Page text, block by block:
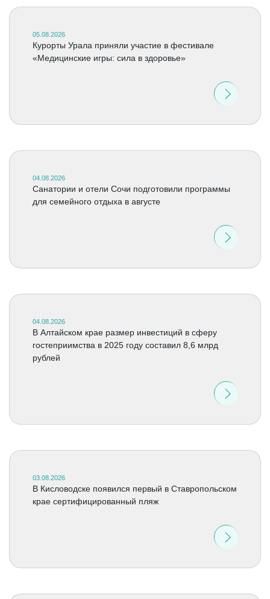
05.08.2026
Курорты Урала приняли участие в фестивале
«Медицинские игры: сила в здоровье»
04.08.2026
Санатории и отели Сочи подготовили программы
для семейного отдыха в августе
04.08.2026
В Алтайском крае размер инвестиций в сферу
гостеприимства в 2025 году составил 8,6 млрд
рублей
03.08.2026
В Кисловодске появился первый в Ставропольском
крае сертифицированный пляж